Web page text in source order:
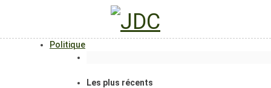
Politique
Les plus récents